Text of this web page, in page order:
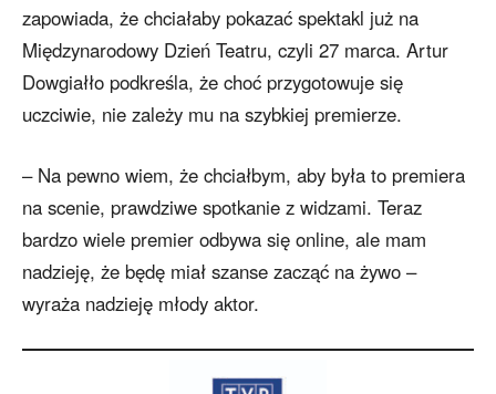
zapowiada, że chciałaby pokazać spektakl już na
Międzynarodowy Dzień Teatru, czyli 27 marca. Artur
Dowgiałło podkreśla, że choć przygotowuje się
uczciwie, nie zależy mu na szybkiej premierze.
– Na pewno wiem, że chciałbym, aby była to premiera
na scenie, prawdziwe spotkanie z widzami. Teraz
bardzo wiele premier odbywa się online, ale mam
nadzieję, że będę miał szanse zacząć na żywo –
wyraża nadzieję młody aktor.